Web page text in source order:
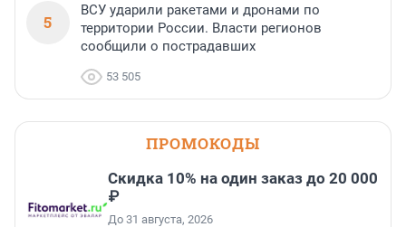
5
ВСУ ударили ракетами и дронами по
территории России. Власти регионов
сообщили о пострадавших
53 505
ПРОМОКОДЫ
Скидка 10% на один заказ до 20 000
₽
До 31 августа, 2026